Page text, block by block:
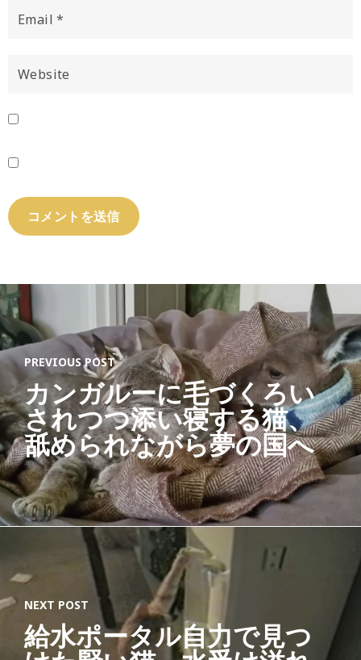
PREVIOUS POST
カンガルーに毛づくろい
されつつ添い寝する猫、
舐められながら夢の国へ
NEXT POST
給水ポータル自力で見つ